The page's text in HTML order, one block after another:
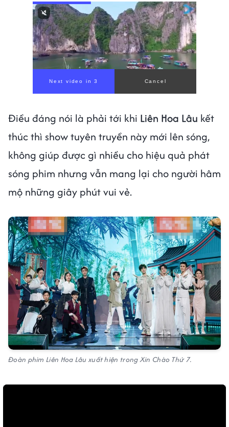
Next video in 1 Cancel
Điều đáng nói là phải tới khi Liên Hoa Lâu kết
thúc thì show tuyên truyền này mới lên sóng,
không giúp được gì nhiều cho hiệu quả phát
sóng phim nhưng vẫn mang lại cho người hâm
mộ những giây phút vui vẻ.
Đoàn phim Liên Hoa Lâu xuất hiện trong Xin Chào Thứ 7.